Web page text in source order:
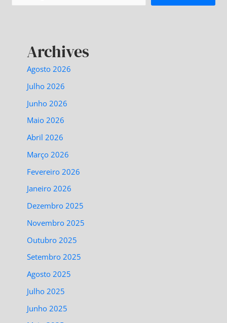
Archives
Agosto 2026
Julho 2026
Junho 2026
Maio 2026
Abril 2026
Março 2026
Fevereiro 2026
Janeiro 2026
Dezembro 2025
Novembro 2025
Outubro 2025
Setembro 2025
Agosto 2025
Julho 2025
Junho 2025